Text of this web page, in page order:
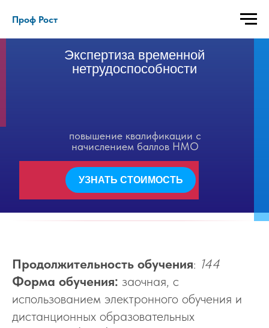
Проф Рост
Экспертиза временной
нетрудоспособности
УЗНАТЬ СТОИМОСТЬ
повышение квалификации с
начислением баллов НМО
Продолжительность обучения: 144
Форма обучения: заочная, с
использованием электронного обучения и
дистанционных образовательных